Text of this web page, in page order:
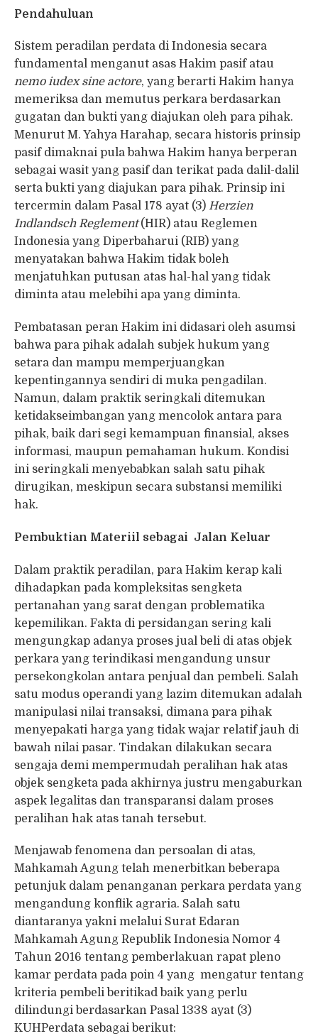
Pendahuluan
Sistem peradilan perdata di Indonesia secara
fundamental menganut asas Hakim pasif atau
nemo iudex sine actore, yang berarti Hakim hanya
memeriksa dan memutus perkara berdasarkan
gugatan dan bukti yang diajukan oleh para pihak.
Menurut M. Yahya Harahap, secara historis prinsip
pasif dimaknai pula bahwa Hakim hanya berperan
sebagai wasit yang pasif dan terikat pada dalil-dalil
serta bukti yang diajukan para pihak. Prinsip ini
tercermin dalam Pasal 178 ayat (3) Herzien
Indlandsch Reglement(HIR) atau Reglemen
Indonesia yang Diperbaharui (RIB) yang
menyatakan bahwa Hakim tidak boleh
menjatuhkan putusan atas hal-hal yang tidak
diminta atau melebihi apa yang diminta.
Pembatasan peran Hakim ini didasari oleh asumsi
bahwa para pihak adalah subjek hukum yang
setara dan mampu memperjuangkan
kepentingannya sendiri di muka pengadilan.
Namun, dalam praktik seringkali ditemukan
ketidakseimbangan yang mencolok antara para
pihak, baik dari segi kemampuan finansial, akses
informasi, maupun pemahaman hukum. Kondisi
ini seringkali menyebabkan salah satu pihak
dirugikan, meskipun secara substansi memiliki
hak.
Pembuktian Materiil sebagai Jalan Keluar
Dalam praktik peradilan, para Hakim kerap kali
dihadapkan pada kompleksitas sengketa
pertanahan yang sarat dengan problematika
kepemilikan. Fakta di persidangan sering kali
mengungkap adanya proses jual beli di atas objek
perkara yang terindikasi mengandung unsur
persekongkolan antara penjual dan pembeli. Salah
satu modus operandi yang lazim ditemukan adalah
manipulasi nilai transaksi, dimana para pihak
menyepakati harga yang tidak wajar relatif jauh di
bawah nilai pasar. Tindakan dilakukan secara
sengaja demi mempermudah peralihan hak atas
objek sengketa pada akhirnya justru mengaburkan
aspek legalitas dan transparansi dalam proses
peralihan hak atas tanah tersebut.
Menjawab fenomena dan persoalan di atas,
Mahkamah Agung telah menerbitkan beberapa
petunjuk dalam penanganan perkara perdata yang
mengandung konflik agraria. Salah satu
diantaranya yakni melalui Surat Edaran
Mahkamah Agung Republik Indonesia Nomor 4
Tahun 2016 tentang pemberlakuan rapat pleno
kamar perdata pada poin 4 yang mengatur tentang
kriteria pembeli beritikad baik yang perlu
dilindungi berdasarkan Pasal 1338 ayat (3)
KUHPerdata sebagai berikut: